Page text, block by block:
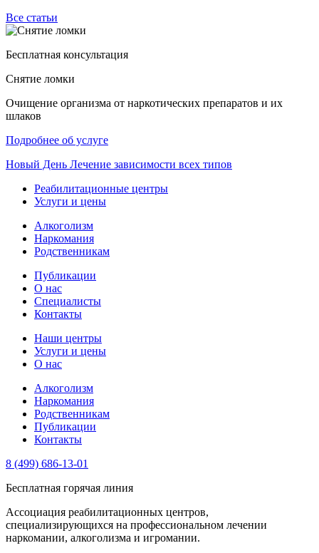
Все статьи
Бесплатная консультация
Снятие ломки
Очищение организма от наркотических препаратов и их
шлаков
Подробнее об услуге
Новый День Лечение зависимости всех типов
Реабилитационные центры
Услуги и цены
Алкоголизм
Наркомания
Родственникам
Публикации
О нас
Специалисты
Контакты
Наши центры
Услуги и цены
О нас
Алкоголизм
Наркомания
Родственникам
Публикации
Контакты
8 (499) 686-13-01
Бесплатная горячая линия
Ассоциация реабилитационных центров,
специализирующихся на профессиональном лечении
наркомании, алкоголизма и игромании.